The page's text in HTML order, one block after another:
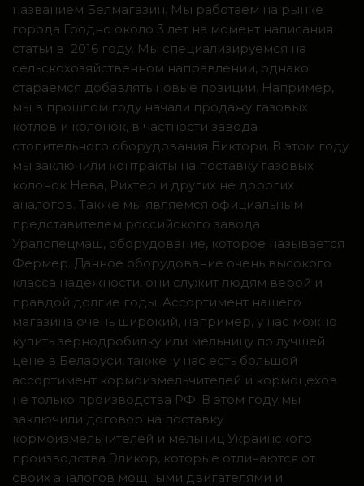
названием Белмагазин. Мы работаем на рынке
города Гродно около 3 лет на момент написания
статьи в 2016 году. Мы специализируемся на
сельскохозяйственном направлении, однако
стараемся добавлять новые позиции. Например,
мы в прошлом году начали продажу газовых
котлов и колонок, в частности завода
отопительного оборудования Виктори. В этом году
мы заключили контракты на поставку газовых
колонок Нева, Рихтер и других не дорогих
аналогов. Также мы являемся официальным
представителем российского завода
Уралспецмаш, оборудование, которое называется
Фермер. Данное оборудование очень высокого
класса надежности, они служит людям верой и
правдой долгие годы. Ассортимент нашего
магазина очень широкий, например, у нас можно
купить зернодробилку или мельницу по лучшей
цене в Беларуси, также у нас есть большой
ассортимент кормоизмельчителей и кормоцехов
не только производства РФ. В этом году мы
заключили договор на поставку
кормоизмельчителей и мельниц Украинского
производства Эликор, которые отличаются от
своих аналогов мощными двигателями и